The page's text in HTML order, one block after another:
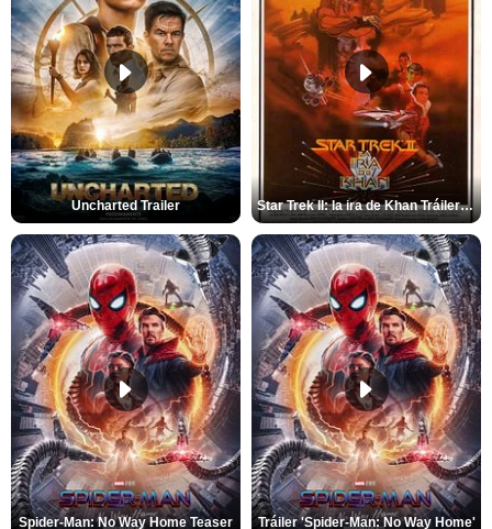
Uncharted Trailer Star Trek II: la ira de Khan Tráiler VO
Spider-Man: No Way Home Teaser Tráiler 'Spider-Man: No Way Home'